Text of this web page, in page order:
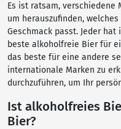
Es ist ratsam, verschiedene
um herauszufinden,
Geschmack passt. Jeder
beste alkoholfreie Bier für
das beste für eine andere
internationale Marken zu
durchzuführen, um Ihr
Ist alkoholfreies
Bier?